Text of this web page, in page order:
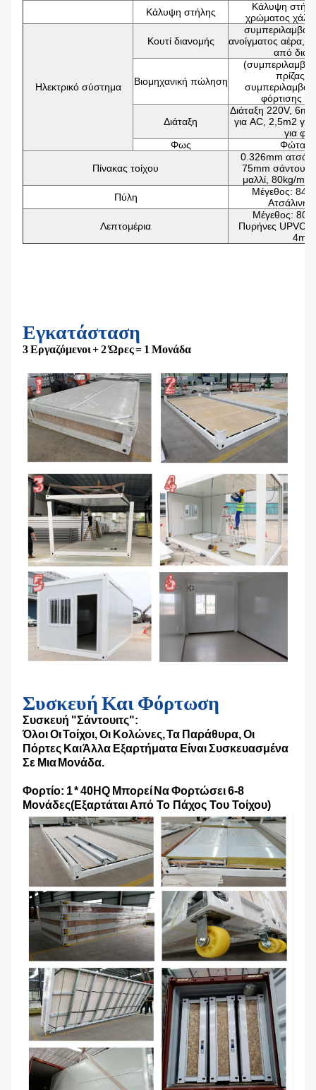
Κάλυψη στήλης
Κάλυψη
χρώματος
Ηλεκτρικό σύστημα
Κουτί διανομής
ανοίγματος αέρα,
από
Βιομηχανική πώληση
πρίζας)
φόρτισης
Διάταξη
Διάταξη 220V,
για AC, 2,5m2
για
Φως
Φώτα
Πίνακας τοίχου
0.326mm
75mm
μαλλί, 80kg/m3
Πύλη
Μέγεθος:
Ατσάλινη
Λεπτομέρια
Μέγεθος:
Πυρήνες UPVC,
4mm
Εγκατάσταση
3 Εργαζόμενοι + 2 Ώρες = 1 Μονάδα
Συσκευή Και Φόρτωση
Συσκευή "σάντουιτς":
Όλοι Οι Τοίχοι, Οι Κολώνες, Τα Παράθυρα, Οι
Πόρτες Και Άλλα Εξαρτήματα Είναι Συσκευασμένα
Σε Μια Μονάδα.
Φορτίο: 1 * 40HQ Μπορεί Να Φορτώσει 6-8
Μονάδες(Εξαρτάται Από Το Πάχος Του Τοίχου)